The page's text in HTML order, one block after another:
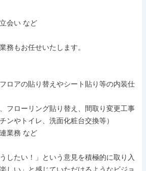
会い など
務もお任せいたします。
ロアの貼り替えやシート貼り等の内装仕
フローリング貼り替え、間取り変更工事
ンやトイレ、洗面化粧台交換等）
業務 など
したい！」という意見を積極的に取り入